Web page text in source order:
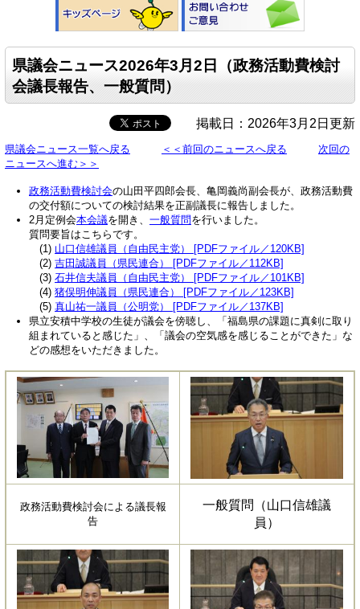
県議会ニュース2026年3月2日（政務活動費検討
会議長報告、一般質問）
掲載日：2026年3月2日更新
県議会ニュース一覧へ戻る ＜＜前回のニュースへ戻る
次回の
ニュースへ進む＞＞
政務活動費検討会の山田平四郎会長、亀岡義尚副会長が、政務活動費
の交付額についての検討結果を正副議長に報告しました。
2月定例会本会議を開き、 一般質問を行いました。
質問要旨はこちらです。
(1) 山口信雄議員（自由民主党） [PDFファイル／120KB]
(2) 吉田誠議員（県民連合） [PDFファイル／112KB]
(3) 石井信夫議員（自由民主党） [PDFファイル／101KB]
(4) 猪俣明伸議員（県民連合） [PDFファイル／123KB]
(5) 真山祐一議員（公明党） [PDFファイル／137KB]
県立安積中学校の生徒が議会を傍聴し、「福島県の課題に真剣に取り
組まれていると感じた」、「議会の空気感を感じることができた」な
どの感想をいただきました。
政務活動費検討会による議長報
告
一般質問（山口信雄議
員）